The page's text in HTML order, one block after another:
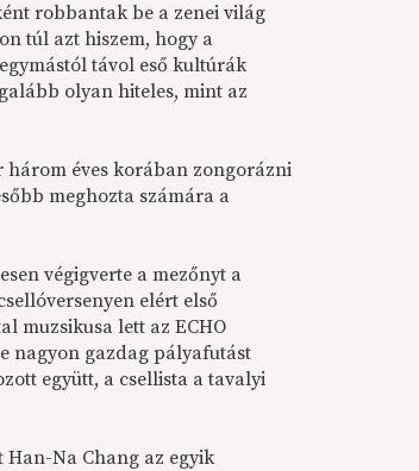
robbantak be a zenei világ
túl azt hiszem, hogy a
távol eső kultúrák
olyan hiteles, mint az
éves korában zongorázni
meghozta számára a
végigverte a mezőnyt a
elért első
muzsikusa lett az ECHO
nagyon gazdag pályafutást
együtt, a csellista a tavalyi
Na Chang az egyik